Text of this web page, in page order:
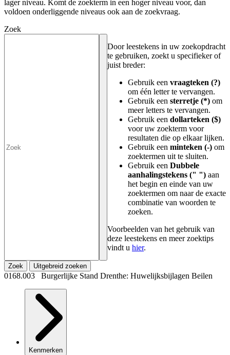
lager niveau. Komt de zoekterm in een hoger niveau voor, dan
voldoen onderliggende niveaus ook aan de zoekvraag.
Zoek
Door leestekens in uw zoekopdracht
te gebruiken, zoekt u specifieker of
juist breder:
Gebruik een vraagteken (?)
om één letter te vervangen.
Gebruik een sterretje (*) om
meer letters te vervangen.
Gebruik een dollarteken ($)
voor uw zoekterm voor
resultaten die op elkaar lijken.
Gebruik een minteken (-) om
zoektermen uit te sluiten.
Gebruik een Dubbele
aanhalingstekens (" ") aan
het begin en einde van uw
zoektermen om naar de exacte
combinatie van woorden te
zoeken.
Voorbeelden van het gebruik van
deze leestekens en meer zoektips
vindt u hier.
Zoek Uitgebreid zoeken
0168.003 Burgerlijke Stand Drenthe: Huwelijksbijlagen Beilen
Kenmerken